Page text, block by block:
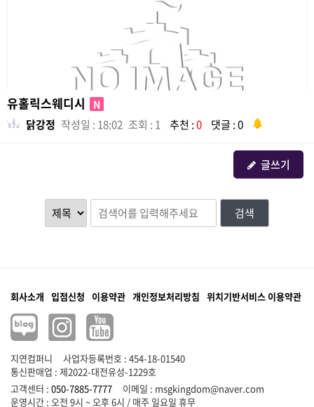
유홀릭스웨디시 N
닭강정 작성일 : 18:02 조회 : 1 추천 :0 댓글 : 0
글쓰기
검색
회사소개 입점신청 이용약관 개인정보처리방침 위치기반서비스 이용약관
지연컴퍼니
사업자등록번호 : 454-18-01540
통신판매업 : 제2022-대전유성-1229호
고객센터 : 050-7885-7777 이메일 : msgkingdom@naver.com